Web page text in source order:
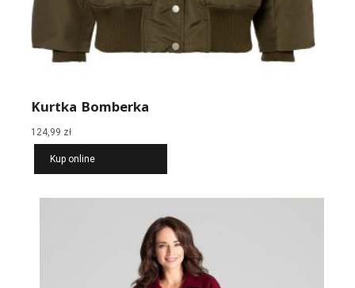
Kurtka Bomberka
124,99 zł
Kup online